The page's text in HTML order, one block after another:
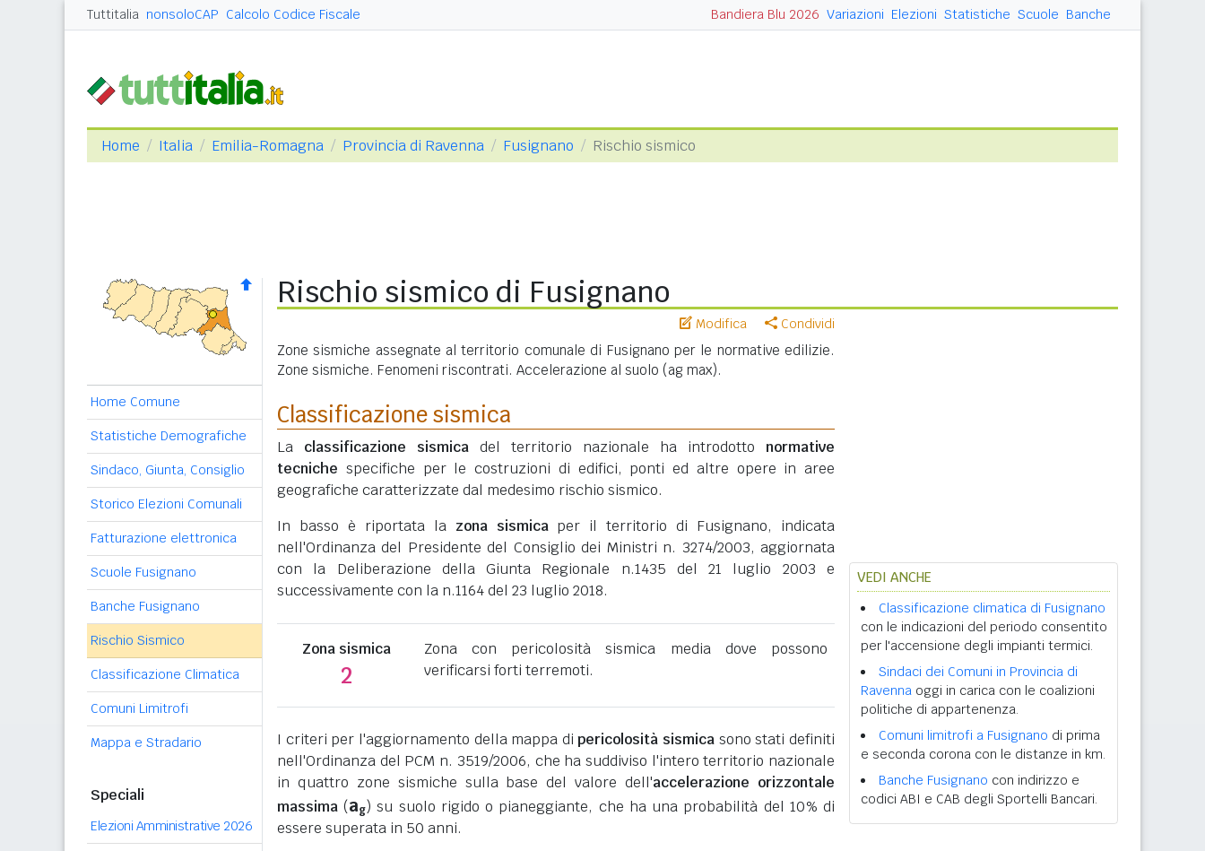
Tuttitalia nonsoloCAP Calcolo Codice Fiscale Bandiera Blu 2026 Variazioni Elezioni Statistiche Scuole Banche
Home Italia Emilia-Romagna Provincia di Ravenna Fusignano Rischio sismico
Home Comune
Statistiche Demografiche
Sindaco, Giunta, Consiglio
Storico Elezioni Comunali
Fatturazione elettronica
Scuole Fusignano
Banche Fusignano
Rischio Sismico
Classificazione Climatica
Comuni Limitrofi
Mappa e Stradario
Speciali
Elezioni Amministrative 2026
Rischio sismico di Fusignano
Modifica Condividi
Zone sismiche assegnate al territorio comunale di Fusignano per le normative edilizie.
Zone sismiche. Fenomeni riscontrati. Accelerazione al suolo (ag max).
Classificazione sismica
La classificazione sismica del territorio nazionale ha introdotto normative
tecniche specifiche per le costruzioni di edifici, ponti ed altre opere in aree
geografiche caratterizzate dal medesimo rischio sismico.
In basso è riportata la zona sismicaper il territorio di Fusignano, indicata
nell'Ordinanza del Presidente del Consiglio dei Ministri n. 3274/2003, aggiornata
con la Deliberazione della Giunta Regionale n.1435 del 21 luglio 2003 e
successivamente con la n.1164 del 23 luglio 2018.
Zona sismica
2
Zona con pericolosità sismica media dove possono
verificarsi forti terremoti.
I criteri per l'aggiornamento della mappa dipericolosità sismica sono stati definiti
nell'Ordinanza del PCM n. 3519/2006, che ha suddiviso l'intero territorio nazionale
in quattro zone sismiche sulla base del valore dell'accelerazione orizzontale
massima (ag) su suolo rigido o pianeggiante, che ha una probabilità del 10% di
essere superata in 50 anni.
VEDI ANCHE
Classificazione climatica di Fusignano
con le indicazioni del periodo consentito
per l'accensione degli impianti termici.
Sindaci dei Comuni in Provincia di
Ravenna oggi in carica con le coalizioni
politiche di appartenenza.
Comuni limitrofi a Fusignano di prima
e seconda corona con le distanze in km.
Banche Fusignano con indirizzo e
codici ABI e CAB degli Sportelli Bancari.